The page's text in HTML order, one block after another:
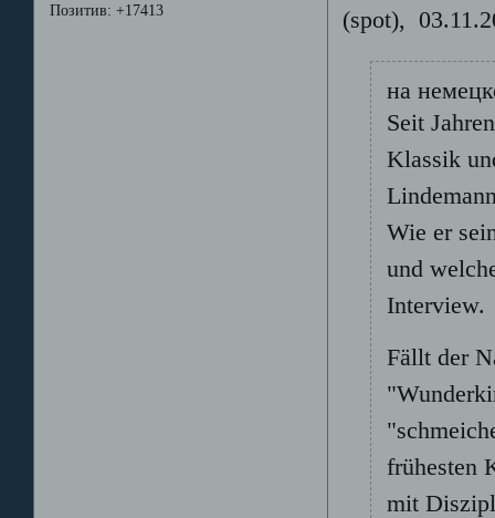
Позитив: +17413 (spot),
на
Seit
Klassik
Wie er
und
Interview.
Fällt der
frühesten
mit